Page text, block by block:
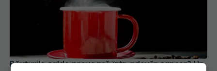
Băuturile calde provoacă într-adevăr cancer? Un